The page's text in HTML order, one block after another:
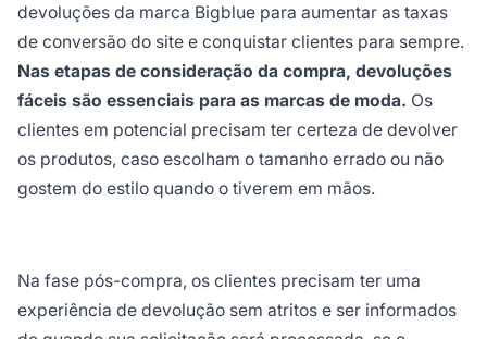
devoluções da marca Bigblue para aumentar as taxas
de conversão do site e conquistar clientes para sempre.
Nas etapas de consideração da compra, devoluções
fáceis são essenciais para as marcas de moda. Os
clientes em potencial precisam ter certeza de devolver
os produtos, caso escolham o tamanho errado ou não
gostem do estilo quando o tiverem em mãos.
Na fase pós-compra, os clientes precisam ter uma
experiência de devolução sem atritos e ser informados